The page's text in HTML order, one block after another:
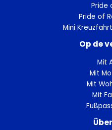
Pride
Pride of
Mini
Op de
Mit
Mit
Mit
Mit